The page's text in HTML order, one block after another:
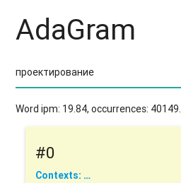
AdaGram
Word ipm: 19.84, occurrences: 40149.
#0
Contexts: …